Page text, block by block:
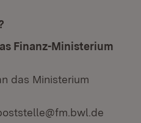
Finanz-Ministerium
das Ministerium